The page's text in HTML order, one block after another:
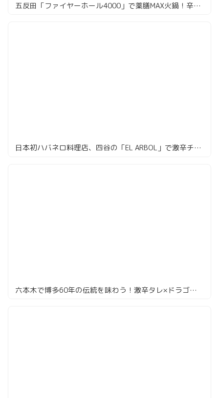
五反田「ファイヤーホール4000」で薬膳MAX火鍋！辛党悶絶の旨辛体験！
日本初ハバネロ料理店、四谷の「EL ARBOL」で激辛チャレンジしてきた
六本木で博多60年の伝統を味わう！激辛タレ×ドラゴンかき氷の最強ループ